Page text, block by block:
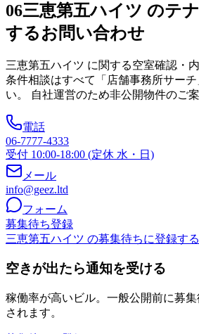
06三恵第五ハイツ のテ
するお問い合わせ
三恵第五ハイツ に関する空室確認・
条件相談はすべて「店舗事務所サー
い。 自社運営のため非公開物件のご
電話
06-7777-4333
受付 10:00-18:00 (定休 水・日)
メール
info@geez.ltd
フォーム
募集待ち登録
三恵第五ハイツ の募集待ちに登録する
空きが出たら通知を受ける
稼働率が高いビル。一般公開前に募
されます。